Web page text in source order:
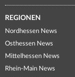
REGIONEN
Nordhessen News
Osthessen News
Mittelhessen News
Rhein-Main News